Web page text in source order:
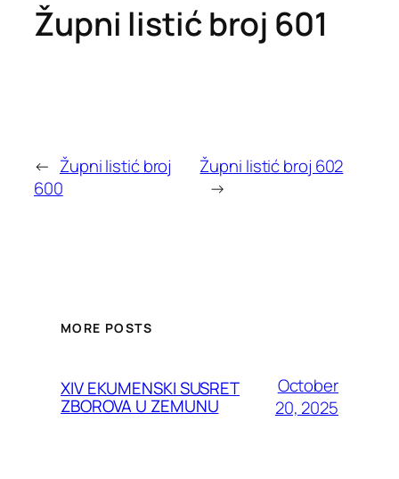
Župni listić broj 601
← Župni listić broj
600
Župni listić broj 602
→
MORE POSTS
XIV EKUMENSKI SUSRET
ZBOROVA U ZEMUNU
October
20, 2025